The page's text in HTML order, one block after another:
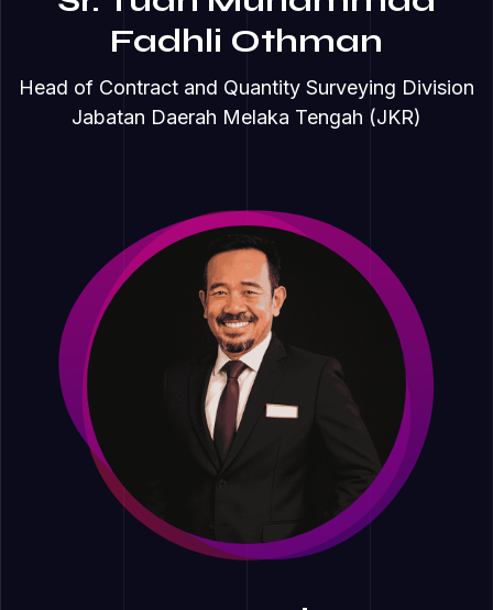
Fadhli Othman
Head of Contract and Quantity Surveying Division
Jabatan Daerah Melaka Tengah (JKR)